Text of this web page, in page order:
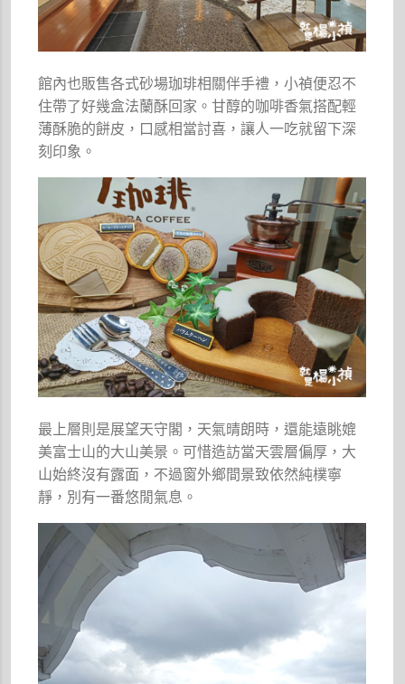
館內也販售各式砂場珈琲相關伴手禮，小禎便忍不
住帶了好幾盒法蘭酥回家。甘醇的咖啡香氣搭配輕
薄酥脆的餅皮，口感相當討喜，讓人一吃就留下深
刻印象。
最上層則是展望天守閣，天氣晴朗時，還能遠眺媲
美富士山的大山美景。可惜造訪當天雲層偏厚，大
山始終沒有露面，不過窗外鄉間景致依然純樸寧
靜，別有一番悠閒氣息。